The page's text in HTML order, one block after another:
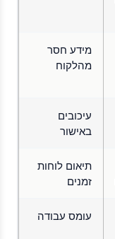
מידע חסר
מהלקוח
עיכובים
באישור
תיאום לוחות
זמנים
עומס עבודה